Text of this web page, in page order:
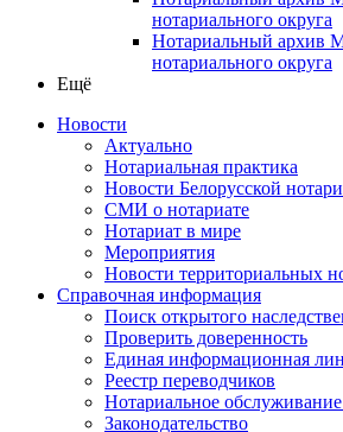
нотариального округа
Нотариальный архив
нотариального округа
Ещё
Новости
Актуально
Нотариальная практика
Новости Белорусской
СМИ о нотариате
Нотариат в мире
Мероприятия
Новости территориальных
Справочная информация
Поиск открытого
Проверить доверенность
Единая информационная
Реестр переводчиков
Нотариальное обслуживание
Законодательство